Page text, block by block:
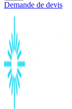
Demande de devis